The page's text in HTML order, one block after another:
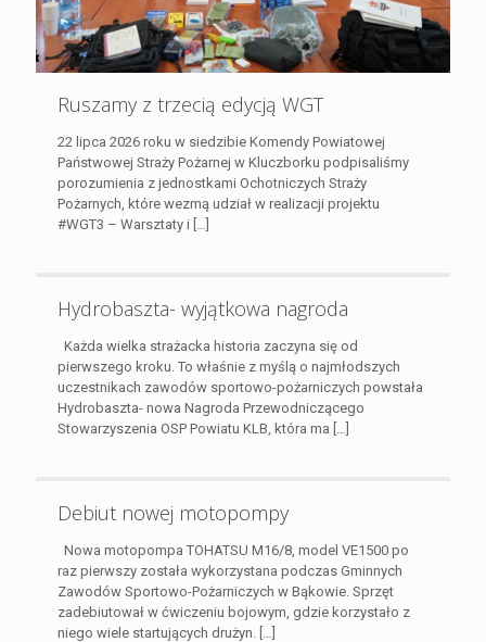
Ruszamy z trzecią edycją WGT
22 lipca 2026 roku w siedzibie Komendy Powiatowej
Państwowej Straży Pożarnej w Kluczborku podpisaliśmy
porozumienia z jednostkami Ochotniczych Straży
Pożarnych, które wezmą udział w realizacji projektu
#WGT3 – Warsztaty i
Hydrobaszta- wyjątkowa nagroda
Każda wielka strażacka historia zaczyna się od
pierwszego kroku. To właśnie z myślą o najmłodszych
uczestnikach zawodów sportowo-pożarniczych powstała
Hydrobaszta- nowa Nagroda Przewodniczącego
Stowarzyszenia OSP Powiatu KLB, która ma
Debiut nowej motopompy
Nowa motopompa TOHATSU M16/8, model VE1500 po
raz pierwszy została wykorzystana podczas Gminnych
Zawodów Sportowo-Pożarniczych w Bąkowie. Sprzęt
zadebiutował w ćwiczeniu bojowym, gdzie korzystało z
niego wiele startujących drużyn.